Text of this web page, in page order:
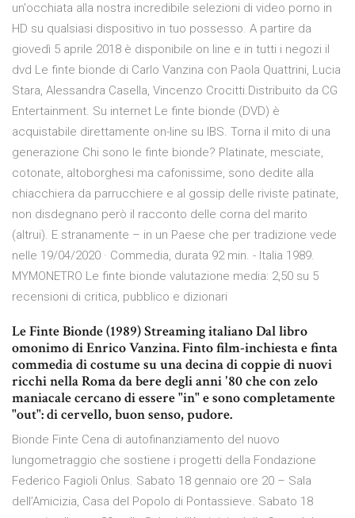
un'occhiata alla nostra incredibile selezioni di video porno in
HD su qualsiasi dispositivo in tuo possesso. A partire da
giovedì 5 aprile 2018 è disponibile on line e in tutti i negozi il
dvd Le finte bionde di Carlo Vanzina con Paola Quattrini, Lucia
Stara, Alessandra Casella, Vincenzo Crocitti.Distribuito da CG
Entertainment. Su internet Le finte bionde (DVD) è
acquistabile direttamente on-line su IBS. Torna il mito di una
generazione Chi sono le finte bionde? Platinate, mesciate,
cotonate, altoborghesi ma cafonissime, sono dedite alla
chiacchiera da parrucchiere e al gossip delle riviste patinate,
non disdegnano però il racconto delle corna del marito
(altrui). E stranamente – in un Paese che per tradizione vede
nelle 19/04/2020 · Commedia, durata 92 min. - Italia 1989.
MYMONETRO Le finte bionde valutazione media: 2,50 su 5
recensioni di critica, pubblico e dizionari
Le Finte Bionde (1989) Streaming italiano Dal libro
omonimo di Enrico Vanzina. Finto film-inchiesta e finta
commedia di costume su una decina di coppie di nuovi
ricchi nella Roma da bere degli anni '80 che con zelo
maniacale cercano di essere "in" e sono completamente
"out": di cervello, buon senso, pudore.
Bionde Finte Cena di autofinanziamento del nuovo
lungometraggio che sostiene i progetti della Fondazione
Federico Fagioli Onlus. Sabato 18 gennaio ore 20 – Sala
dell’Amicizia, Casa del Popolo di Pontassieve. Sabato 18